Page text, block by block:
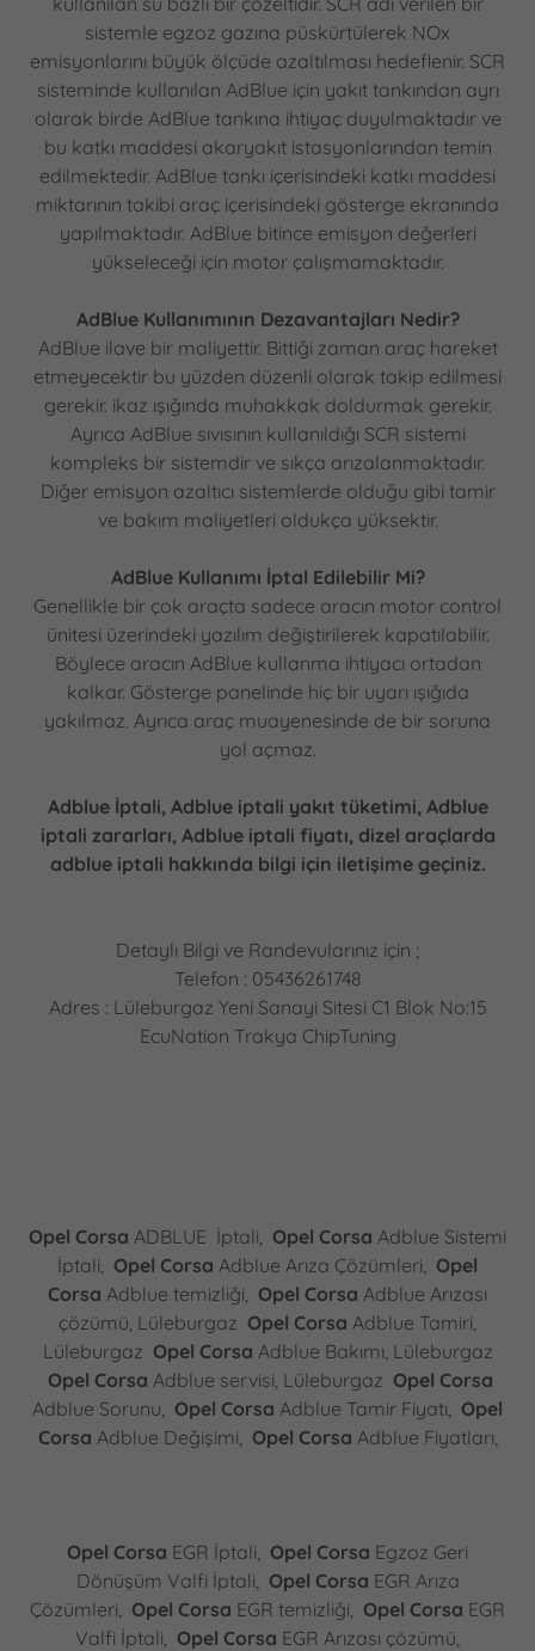
sistemle egzoz gazına püskürtülerek NOx
emisyonlarını büyük ölçüde azaltılması hedeflenir. SCR
sisteminde kullanılan AdBlue için yakıt tankından ayrı
olarak birde AdBlue tankına ihtiyaç duyulmaktadır ve
bu katkı maddesi akaryakıt istasyonlarından temin
edilmektedir. AdBlue tankı içerisindeki katkı maddesi
miktarının takibi araç içerisindeki gösterge ekranında
yapılmaktadır. AdBlue bitince emisyon değerleri
yükseleceği için motor çalışmamaktadır.
AdBlue Kullanımının Dezavantajları Nedir?
AdBlue ilave bir maliyettir. Bittiği zaman araç hareket
etmeyecektir bu yüzden düzenli olarak takip edilmesi
gerekir. ikaz ışığında muhakkak doldurmak gerekir.
Ayrıca AdBlue sıvısının kullanıldığı SCR sistemi
kompleks bir sistemdir ve sıkça arızalanmaktadır.
Diğer emisyon azaltıcı sistemlerde olduğu gibi tamir
ve bakım maliyetleri oldukça yüksektir.
AdBlue Kullanımı İptal Edilebilir Mi?
Genellikle bir çok araçta sadece aracın motor control
ünitesi üzerindeki yazılım değiştirilerek kapatılabilir.
Böylece aracın AdBlue kullanma ihtiyacı ortadan
kalkar. Gösterge panelinde hiç bir uyarı ışığıda
yakılmaz. Ayrıca araç muayenesinde de bir soruna
yol açmaz.
Adblue İptali, Adblue iptali yakıt tüketimi, Adblue
iptali zararları, Adblue iptali fiyatı, dizel araçlarda
adblue iptali hakkında bilgi için iletişime geçiniz.
Detaylı Bilgi ve Randevularınız için ;
Telefon : 05436261748
Adres : Lüleburgaz Yeni Sanayi Sitesi C1 Blok No:15
EcuNation Trakya ChipTuning
Opel Corsa ADBLUE İptali, Opel Corsa Adblue Sistemi
İptali, Opel Corsa Adblue Arıza Çözümleri, Opel
Corsa Adblue temizliği, Opel Corsa Adblue Arızası
çözümü, Lüleburgaz Opel Corsa Adblue Tamiri,
Lüleburgaz Opel Corsa Adblue Bakımı, Lüleburgaz
Opel Corsa Adblue servisi, Lüleburgaz Opel Corsa
Adblue Sorunu, Opel Corsa Adblue Tamir Fiyatı, Opel
Corsa Adblue Değişimi, Opel Corsa Adblue Fiyatları,
Opel Corsa EGR İptali, Opel Corsa Egzoz Geri
Dönüşüm Valfi İptali, Opel Corsa EGR Arıza
Çözümleri, Opel Corsa EGR temizliği, Opel Corsa EGR
Valfi İptali, Opel Corsa EGR Arızası çözümü,